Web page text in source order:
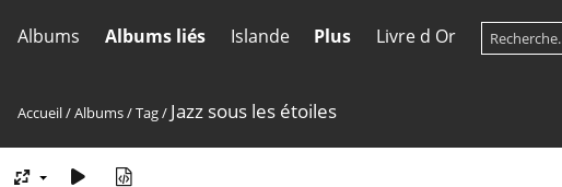
Albums Albums liés Islande Plus Livre d Or
Accueil/Albums/Tag/ Jazz sous les étoiles